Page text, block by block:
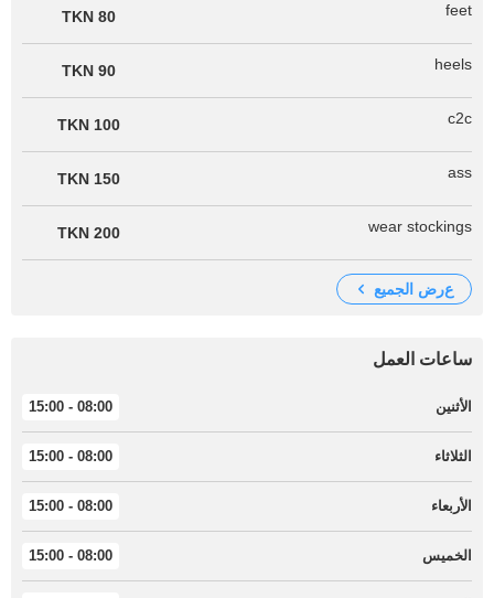
feet
80 TKN
heels
90 TKN
c2c
100 TKN
ass
150 TKN
wear stockings
200 TKN
عرض الجميع
ساعات العمل
الأثنين 08:00 - 15:00
الثلاثاء 08:00 - 15:00
الأربعاء 08:00 - 15:00
الخميس 08:00 - 15:00